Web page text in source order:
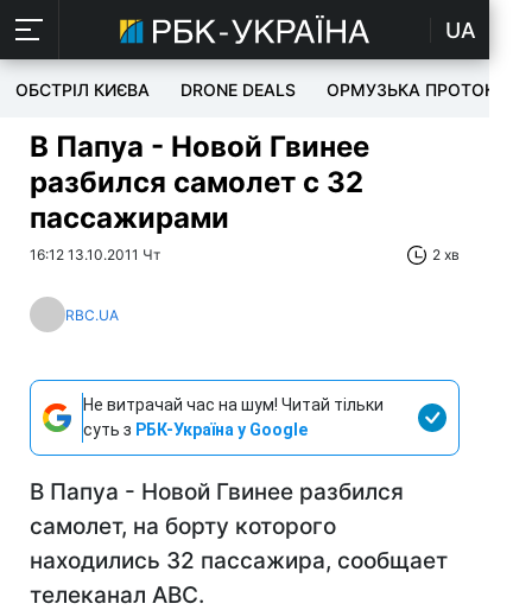
UA
ОБСТРІЛ КИЄВА DRONE DEALS ОРМУЗЬКА ПРОТОКА
В Папуа - Новой Гвинее
разбился самолет с 32
пассажирами
16:12 13.10.2011 Чт 2 хв
RBC.UA
Не витрачай час на шум! Читай тільки
суть з РБК-Україна у Google
В Папуа - Новой Гвинее разбился
самолет, на борту которого
находились 32 пассажира, сообщает
телеканал ABC.